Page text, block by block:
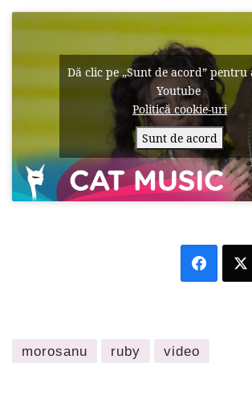
Dă clic pe „Sunt de acord” pentru
Youtube
Politică cookie-uri
Sunt de acord
morosanu ruby video